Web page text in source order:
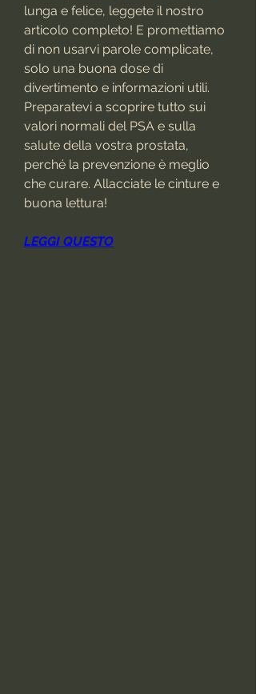
lunga e felice, leggete il nostro
articolo completo! E promettiamo
di non usarvi parole complicate,
solo una buona dose di
divertimento e informazioni utili.
Preparatevi a scoprire tutto sui
valori normali del PSA e sulla
salute della vostra prostata,
perché la prevenzione è meglio
che curare. Allacciate le cinture e
buona lettura!
LEGGI QUESTO